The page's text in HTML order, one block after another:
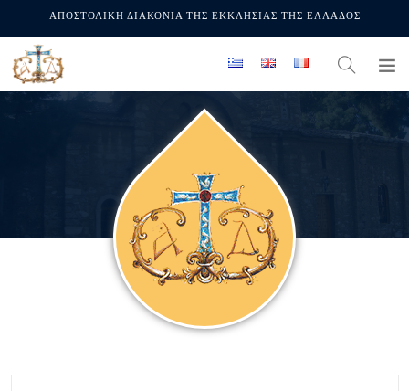
ΑΠΟΣΤΟΛΙΚΗ ΔΙΑΚΟΝΙΑ ΤΗΣ ΕΚΚΛΗΣΙΑΣ ΤΗΣ ΕΛΛΑΔΟΣ